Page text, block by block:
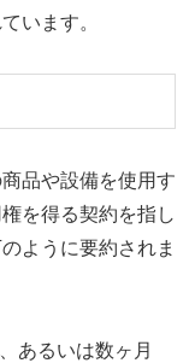
います。
品や設備を使用す
を得る契約を指し
ように要約されま
あるいは数ヶ月